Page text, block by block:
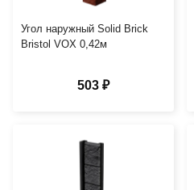
Угол наружный Solid Brick
Bristol VOX 0,42м
503 ₽